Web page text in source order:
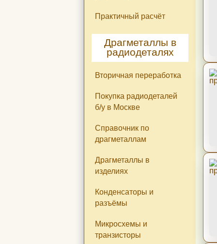
Практичный расчёт
Драгметаллы в
радиодеталях
Вторичная переработка
Покупка радиодеталей
б/у в Москве
Справочник по
драгметаллам
Драгметаллы в
изделиях
Конденсаторы и
разъёмы
Микросхемы и
транзисторы